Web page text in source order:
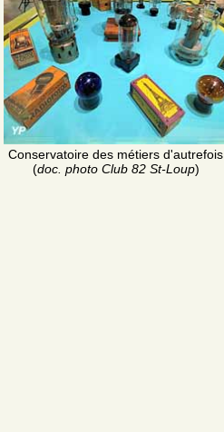
Conservatoire des métiers d'autrefois
(doc. photo Club 82 St-Loup)